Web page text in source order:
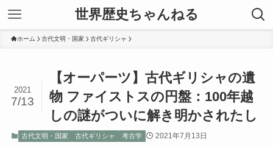
世界歴史ちゃんねる
ホーム 古代文明・国家 古代ギリシャ
【オーパーツ】古代ギリシャの遺
物 ファイストスの円盤：100年越
しの謎がついに解き明かされたし
2021
7/13
古代文明・国家 古代ギリシャ 考古学 2021年7月13日